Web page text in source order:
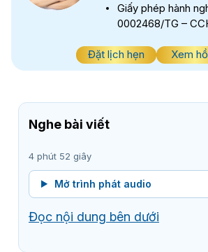
Giấy phép hành
0002468/TG –
Đặt lịch hẹn Xem
Nghe bài viết
4 phút 52 giây
Mở trình phát audio
Đọc nội dung bên dưới